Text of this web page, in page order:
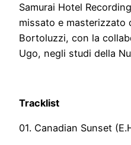
Samurai Hotel
missato e masterizzato
Bortoluzzi, con la
Ugo, negli studi della
Tracklist
01. Canadian Sunset